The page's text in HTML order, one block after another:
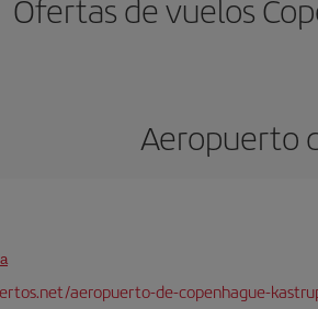
Ofertas de vuelos
Aeropuerto
aeropuerto-de-copenhague-